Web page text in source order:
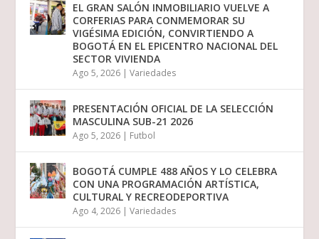
EL GRAN SALÓN INMOBILIARIO VUELVE A
CORFERIAS PARA CONMEMORAR SU
VIGÉSIMA EDICIÓN, CONVIRTIENDO A
BOGOTÁ EN EL EPICENTRO NACIONAL DEL
SECTOR VIVIENDA
Ago 5, 2026 |Variedades
PRESENTACIÓN OFICIAL DE LA SELECCIÓN
MASCULINA SUB-21 2026
Ago 5, 2026 | Futbol
BOGOTÁ CUMPLE 488 AÑOS Y LO CELEBRA
CON UNA PROGRAMACIÓN ARTÍSTICA,
CULTURAL Y RECREODEPORTIVA
Ago 4, 2026 |Variedades